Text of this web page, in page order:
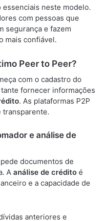
essenciais neste modelo.
com pessoas que
segurança e fazem
mais confiável.
Peer to Peer?
com o cadastro do
fornecer informações
. As plataformas P2P
transparente.
e análise de
documentos de
A análise de crédito é
e a capacidade de
anteriores e